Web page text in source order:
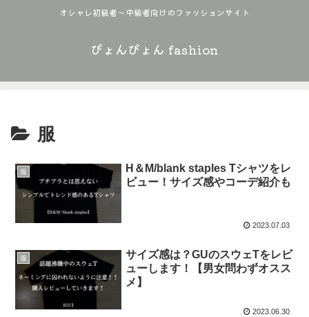
オシャレ初級者〜中級者向けのファッションサイト
ぴょんぴょん fashion
服
服
H＆M/blank staples Tシャツをレ
ビュー！サイズ感やコーデ紹介も
2023.07.03
服
サイズ感は？GUのスウェTをレビ
ューします！【男女問わずオスス
メ】
2023.06.30